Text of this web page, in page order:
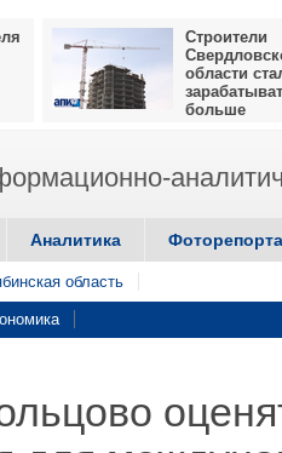
Строители
области
больше
Аналитика
область